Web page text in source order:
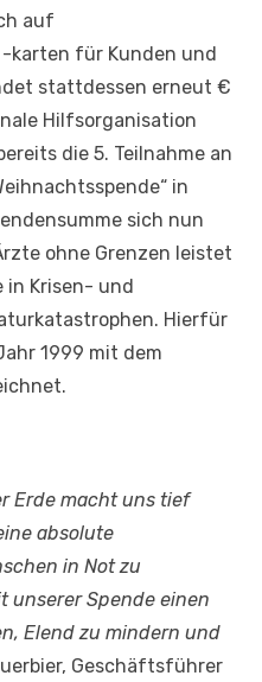
auf
karten für Kunden und
stattdessen erneut €
Hilfsorganisation
die 5. Teilnahme an
in
sich nun
ohne Grenzen leistet
Krisen- und
Hierfür
1999 mit dem
Erde macht uns tief
absolute
in Not zu
unserer Spende einen
Elend zu mindern und
Geschäftsführer